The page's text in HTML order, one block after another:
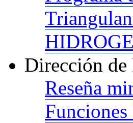
Dirección de
Reseña
Funciones